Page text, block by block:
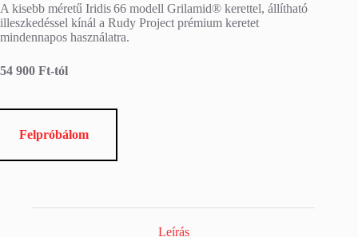
A kisebb méretű Iridis 66 modell Grilamid® kerettel, állítható
illeszkedéssel kínál a Rudy Project prémium keretet
mindennapos használatra.
54 900 Ft-tól
Felpróbálom
Leírás